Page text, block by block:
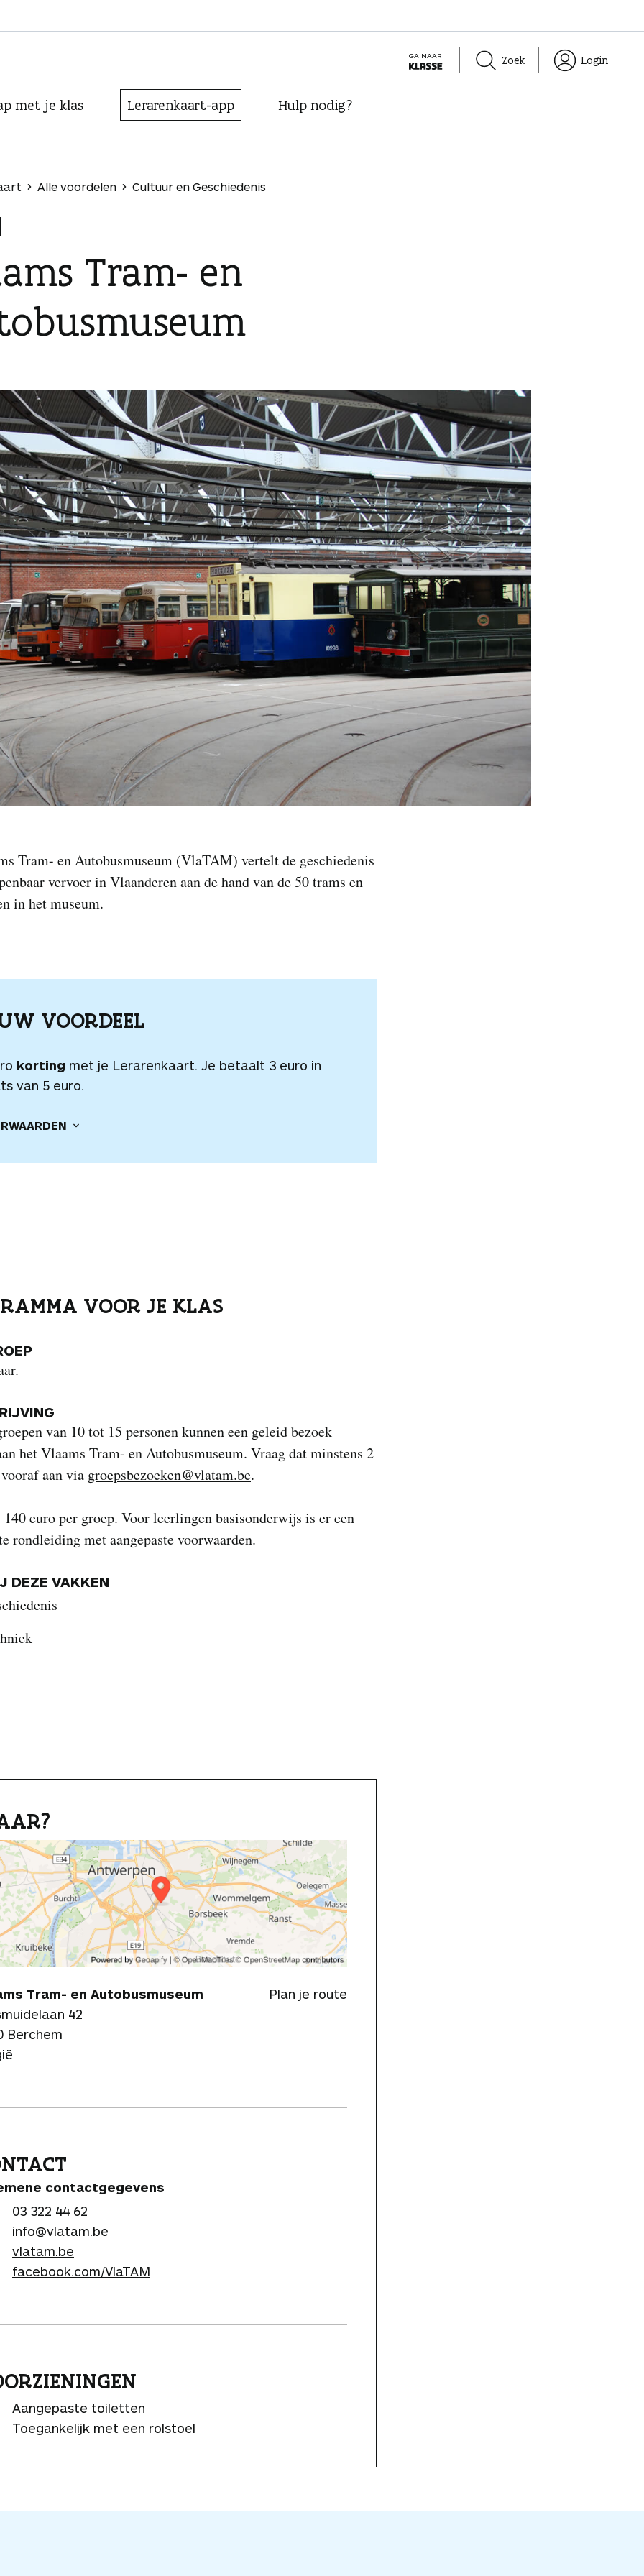
GA NAAR Zoek Login
met je klas Lerarenkaart-app Hulp nodig?
Alle voordelen Cultuur en Geschiedenis
Tram- en
Tram- en Autobusmuseum (VlaTAM) vertelt de geschiedenis
vervoer in Vlaanderen aan de hand van de 50 trams en
in het museum.
VOORDEEL
korting met je Lerarenkaart. Je betaalt 3 euro in
van 5 euro.
VOOR JE KLAS
van 10 tot 15 personen kunnen een geleid bezoek
het Vlaams Tram- en Autobusmuseum. Vraag dat minstens 2
aan via groepsbezoeken@vlatam.be.
140 euro per groep. Voor leerlingen basisonderwijs is er een
rondleiding met aangepaste voorwaarden.
DEZE VAKKEN
Tram- en Autobusmuseum
42
Berchem
Plan je route
contactgegevens
03 322 44 62
info@vlatam.be
vlatam.be
facebook.com/VlaTAM
Aangepaste toiletten
Toegankelijk met een rolstoel